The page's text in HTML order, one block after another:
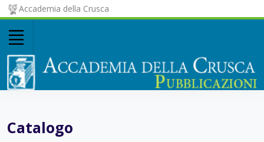
Accademia della Crusca
Catalogo